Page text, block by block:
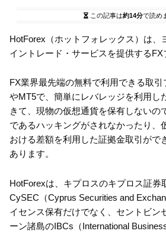
この記事は約14分で読め
HotForex（ホットフォレックス）は、
イントレード・サービスを提供するFX
FX業界最先端の無料で利用できる取
やMT5で、簡単にレバレッジを利用し
きて、現物の仮想通貨を保有しないの
であるハッキングがされなかったり、
おける差額を利用した証拠金取引がで
あります。
HotForexは、キプロスのキプロス証券
CySEC（Cyprus Securities and
イセンス保有だけでなく、セントビン
ーン諸島のIBCs（International